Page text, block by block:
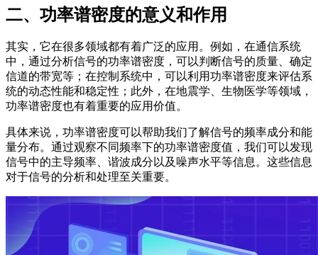
二、功率谱密度的意义和作用
其实，它在很多领域都有着广泛的应用。例如，在通信系统
中，通过分析信号的功率谱密度，可以判断信号的质量、确定
信道的带宽等；在控制系统中，可以利用功率谱密度来评估系
统的动态性能和稳定性；此外，在地震学、生物医学等领域，
功率谱密度也有着重要的应用价值。
具体来说，功率谱密度可以帮助我们了解信号的频率成分和能
量分布。通过观察不同频率下的功率谱密度值，我们可以发现
信号中的主导频率、谐波成分以及噪声水平等信息。这些信息
对于信号的分析和处理至关重要。